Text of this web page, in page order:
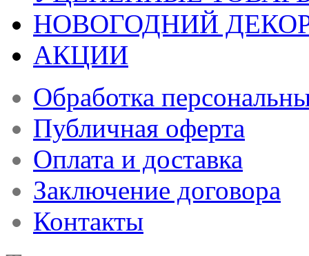
НОВОГОДНИЙ
АКЦИИ
Обработка
Публичная оферта
Оплата и доставка
Заключение договора
Контакты